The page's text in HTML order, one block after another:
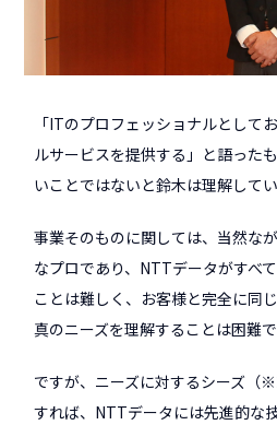
「ITのプロフェッショナルとして
ルサービスを提供する」と語った
いことではないと鈴木は理解してい
事業そのものに関しては、当然な
なプロであり、NTTデータがすべ
ことは難しく、お客様と完全に同
真のニーズを理解することは困難で
ですが、ニーズに対するシーズ（
すれば、NTTデータには先進的な